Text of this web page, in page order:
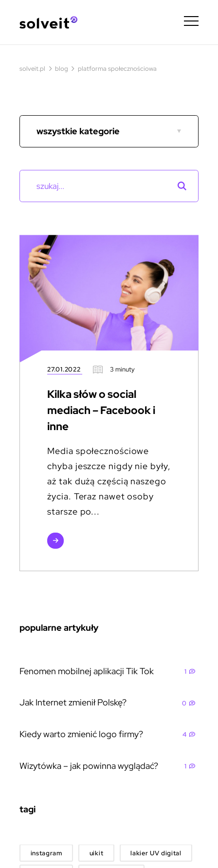
solveit.pl › blog › platforma społecznościowa
27.01.2022 3 minuty
Kilka słów o social
mediach – Facebook i
inne
Media społecznościowe
chyba jeszcze nigdy nie były,
aż tak dużą częścią naszego
życia. Teraz nawet osoby
starsze po...
czytaj
więcej
wszystkie kategorie
popularne artykuły
Fenomen mobilnej aplikacji Tik Tok 1
Jak Internet zmienił Polskę? 0
Kiedy warto zmienić logo firmy? 4
Wizytówka – jak powinna wyglądać? 1
tagi
instagram uikit lakier UV digital